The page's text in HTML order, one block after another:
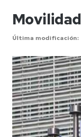
Movilidad
Última modificación